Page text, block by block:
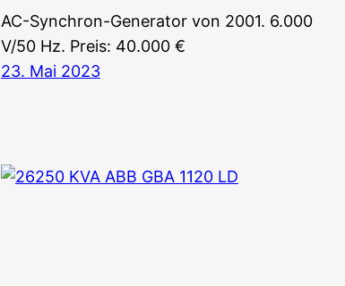
AC-Synchron-Generator von 2001. 6.000
V/50 Hz. Preis: 40.000 €
23. Mai 2023